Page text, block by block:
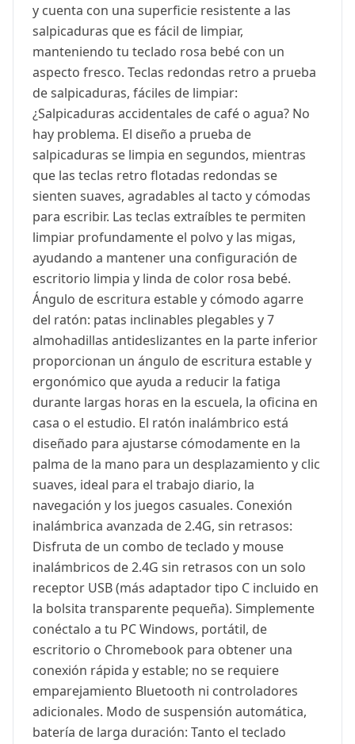
y cuenta con una superficie resistente a las
salpicaduras que es fácil de limpiar,
manteniendo tu teclado rosa bebé con un
aspecto fresco. Teclas redondas retro a prueba
de salpicaduras, fáciles de limpiar:
¿Salpicaduras accidentales de café o agua? No
hay problema. El diseño a prueba de
salpicaduras se limpia en segundos, mientras
que las teclas retro flotadas redondas se
sienten suaves, agradables al tacto y cómodas
para escribir. Las teclas extraíbles te permiten
limpiar profundamente el polvo y las migas,
ayudando a mantener una configuración de
escritorio limpia y linda de color rosa bebé.
Ángulo de escritura estable y cómodo agarre
del ratón: patas inclinables plegables y 7
almohadillas antideslizantes en la parte inferior
proporcionan un ángulo de escritura estable y
ergonómico que ayuda a reducir la fatiga
durante largas horas en la escuela, la oficina en
casa o el estudio. El ratón inalámbrico está
diseñado para ajustarse cómodamente en la
palma de la mano para un desplazamiento y clic
suaves, ideal para el trabajo diario, la
navegación y los juegos casuales. Conexión
inalámbrica avanzada de 2.4G, sin retrasos:
Disfruta de un combo de teclado y mouse
inalámbricos de 2.4G sin retrasos con un solo
receptor USB (más adaptador tipo C incluido en
la bolsita transparente pequeña). Simplemente
conéctalo a tu PC Windows, portátil, de
escritorio o Chromebook para obtener una
conexión rápida y estable; no se requiere
emparejamiento Bluetooth ni controladores
adicionales. Modo de suspensión automática,
batería de larga duración: Tanto el teclado